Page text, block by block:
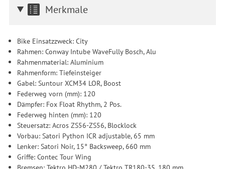
Merkmale
Bike Einsatzzweck: City
Rahmen: Conway Intube WaveFully Bosch, Alu
Rahmenmaterial: Aluminium
Rahmenform: Tiefeinsteiger
Gabel: Suntour XCM34 LOR, Boost
Federweg vorn (mm): 120
Dämpfer: Fox Float Rhythm, 2 Pos.
Federweg hinten (mm): 120
Steuersatz: Acros ZS56-ZS56, Blocklock
Vorbau: Satori Python ICR adjustable, 65 mm
Lenker: Satori Noir, 15° Backsweep, 660 mm
Griffe: Contec Tour Wing